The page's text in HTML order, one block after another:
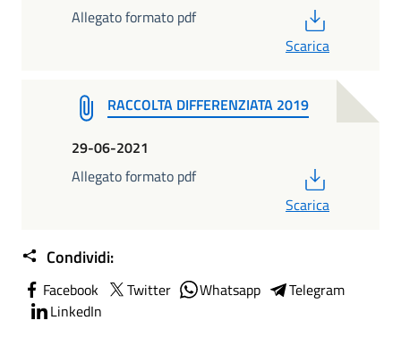
Allegato formato pdf
Scarica
RACCOLTA DIFFERENZIATA 2019
29-06-2021
Allegato formato pdf
Scarica
Condividi:
Facebook Twitter Whatsapp
Telegram
LinkedIn